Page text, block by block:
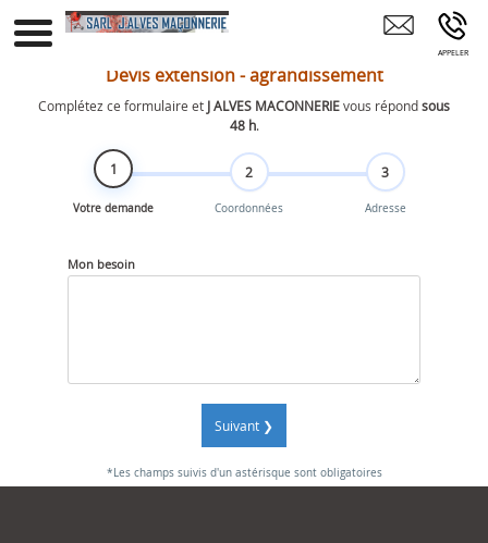
Maçon Maçonnerie Construction Rénovation
Villette-D'Anthon Meyzieu Pont-De-Chéruy
Meximieux
Devis extension - agrandissement
Complétez ce formulaire et J ALVES MACONNERIEvous répondsous
48 h.
1
Votre demande
2
Coordonnées
3
Adresse
Mon besoin
Suivant ❯
*Les champs suivis d'un astérisque sont obligatoires